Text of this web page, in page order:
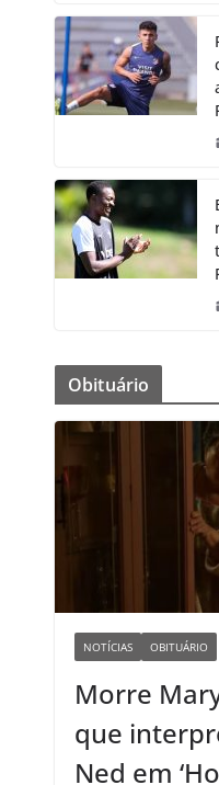
Obituário
NOTÍCIAS OBITUÁRIO
Morre
que
Ned em